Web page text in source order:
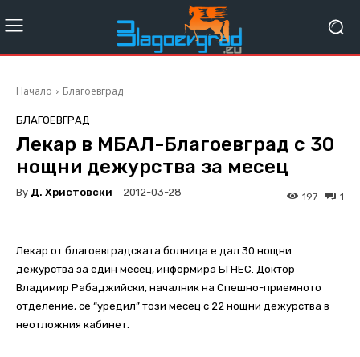
Начало Благоевград
БЛАГОЕВГРАД
Лекар в МБАЛ-Благоевград с 30
нощни дежурства за месец
By Д. Христовски 2012-03-28 1
197
Лекар от благоевградската болница е дал 30 нощни
дежурства за един месец, информира БГНЕС. Доктор
Владимир Рабаджийски, началник на Спешно-приемното
отделение, се “уредил” този месец с 22 нощни дежурства в
неотложния кабинет.